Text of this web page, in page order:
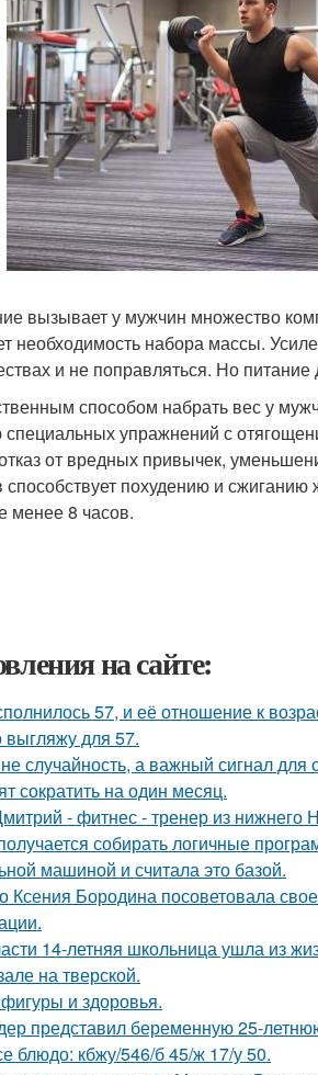
вызывает у мужчин множество
необходимость набора массы.
и не поправляться. Но
способом набрать вес у
специальных упражнений с
от вредных привычек,
способствует похудению и
менее 8 часов.
на сайте:
57, и её отношение к
выгляжу для 57.
случайность, а важный сигнал для
сократить на один месяц.
- фитнес - тренер из нижнего
собирать логичные
машиной и считала это базой.
Ксения Бородина посоветовала
14-летняя школьница ушла из
на тверской.
и здоровья.
представил беременную 25-
блюдо: кбжу/546/б 45/ж 17/у 50.